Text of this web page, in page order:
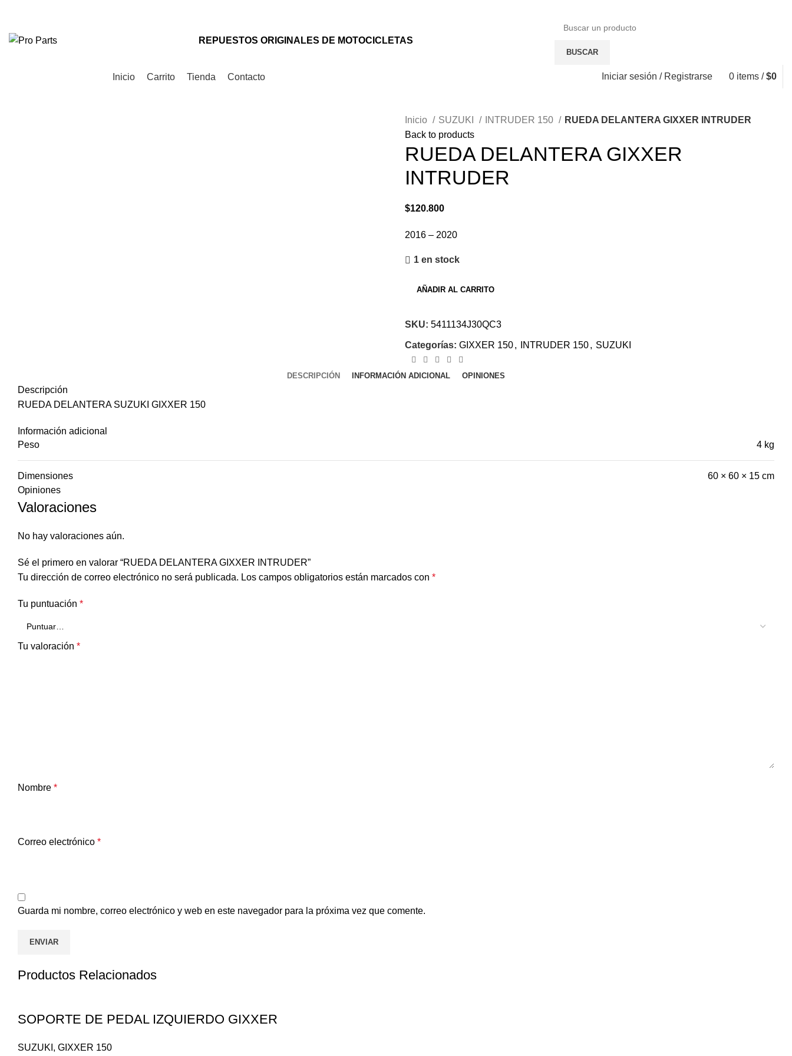
REPUESTOS ORIGINALES DE MOTOCICLETAS
BUSCAR
Inicio Carrito Tienda Contacto Iniciar sesión / Registrarse 0 items / $0
Inicio SUZUKI INTRUDER 150
RUEDA DELANTERA GIXXER INTRUDER
Back to products
RUEDA DELANTERA GIXXER
INTRUDER
$120.800
2016 – 2020
1 en stock
AÑADIR AL CARRITO
SKU: 5411134J30QC3
Categorías: GIXXER 150, INTRUDER 150, SUZUKI
DESCRIPCIÓN INFORMACIÓN ADICIONAL OPINIONES
Descripción
RUEDA DELANTERA SUZUKI GIXXER 150
Información adicional
Peso
4 kg
Dimensiones
60 × 60 × 15 cm
Opiniones
Valoraciones
No hay valoraciones aún.
Sé el primero en valorar “RUEDA DELANTERA GIXXER INTRUDER”
Tu dirección de correo electrónico no será publicada. Los campos obligatorios están marcados con *
Tu puntuación *
Tu valoración *
Nombre *
Correo electrónico *
Guarda mi nombre, correo electrónico y web en este navegador para la próxima vez que comente.
Productos Relacionados
SOPORTE DE PEDAL IZQUIERDO GIXXER
SUZUKI , GIXXER 150